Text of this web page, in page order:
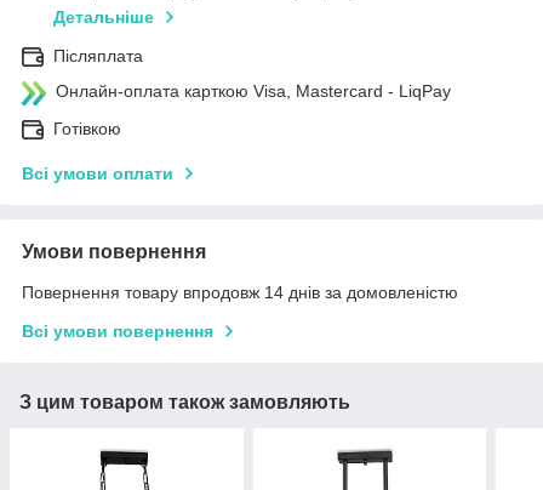
Детальніше
Післяплата
Онлайн-оплата карткою Visa, Mastercard - LiqPay
Готівкою
Всі умови оплати
Умови повернення
Повернення товару впродовж 14 днів за домовленістю
Всі умови повернення
З цим товаром також замовляють